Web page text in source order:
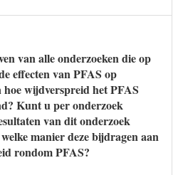
van alle onderzoeken die op
effecten van PFAS op
wijdverspreid het PFAS
Kunt u per onderzoek
van dit onderzoek
manier deze bijdragen aan
rondom PFAS?